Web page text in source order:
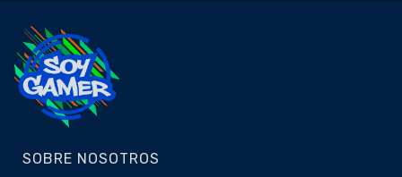
SOBRE NOSOTROS